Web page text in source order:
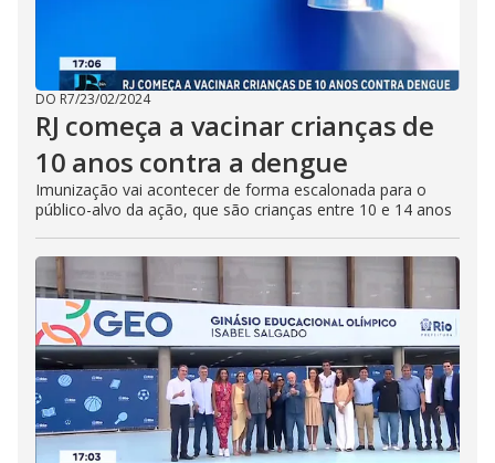
DO R7/23/02/2024
RJ começa a vacinar crianças de
10 anos contra a dengue
Imunização vai acontecer de forma escalonada para o
público-alvo da ação, que são crianças entre 10 e 14 anos